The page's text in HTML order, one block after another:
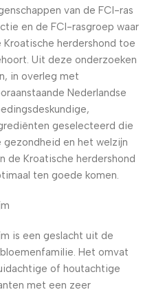
van de FCI-ras
en de FCI-rasgroep waar
Kroatische herdershond toe
Uit deze onderzoeken
in overleg met
Nederlandse
geselecteerd die
gezondheid en het welzijn
de Kroatische herdershond
ten goede komen.
is een geslacht uit de
Het omvat
of houtachtige
met een zeer